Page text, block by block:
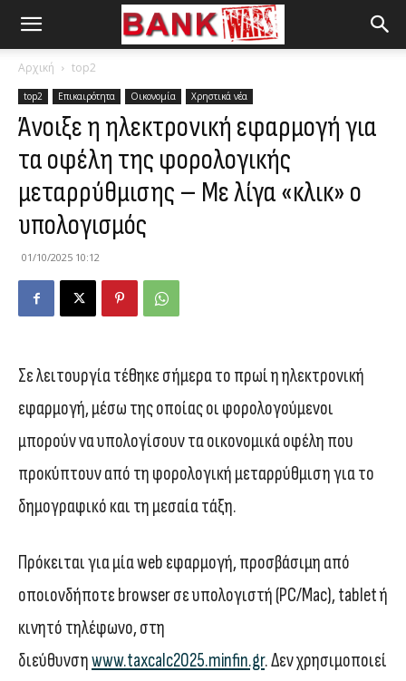
Αρχική top2
top2 Επικαιρότητα Οικονομία Χρηστικά νέα
Άνοιξε η ηλεκτρονική εφαρμογή για
τα οφέλη της φορολογικής
μεταρρύθμισης – Με λίγα «κλικ» ο
υπολογισμός
01/10/2025 10:12
Σε λειτουργία τέθηκε σήμερα το πρωί η ηλεκτρονική
εφαρμογή, μέσω της οποίας οι φορολογούμενοι
μπορούν να υπολογίσουν τα οικονομικά οφέλη που
προκύπτουν από τη φορολογική μεταρρύθμιση για το
δημογραφικό και τη μεσαία τάξη.
Πρόκειται για μία web εφαρμογή, προσβάσιμη από
οποιονδήποτε browser σε υπολογιστή (PC/Mac), tablet ή
κινητό τηλέφωνο, στη
διεύθυνσηwww.taxcalc2025.minfin.gr. Δεν χρησιμοποιεί